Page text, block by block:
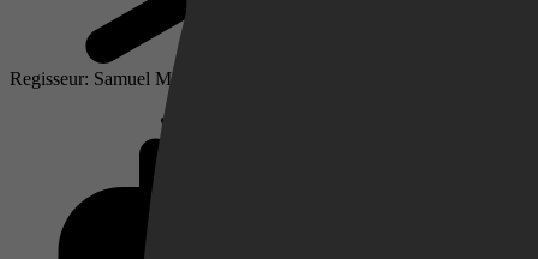
Regisseur: Samuel Maoz